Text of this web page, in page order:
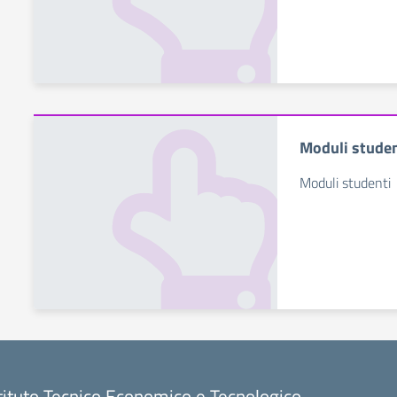
Moduli
Moduli studenti